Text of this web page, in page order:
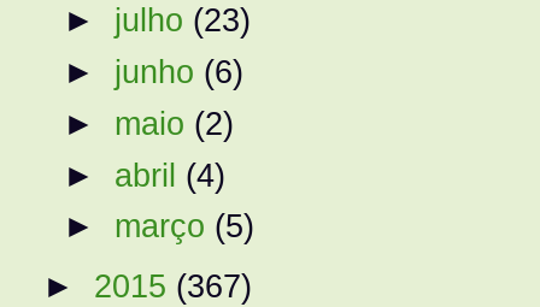
► julho (23)
► junho (6)
► maio (2)
► abril (4)
► março (5)
► 2015 (367)